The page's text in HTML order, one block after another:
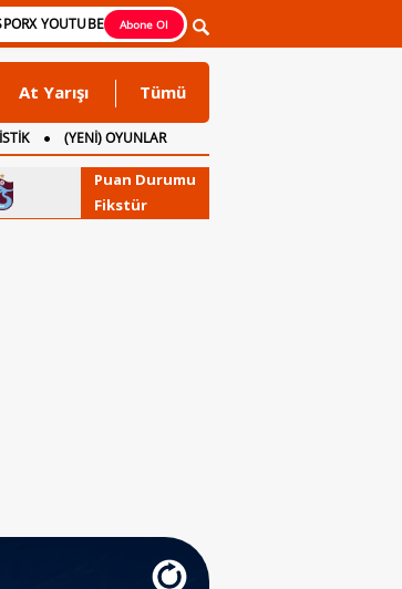
YOUTUBE Abone Ol
At Yarışı Tümü
(YENİ) OYUNLAR
Puan Durumu
Fikstür